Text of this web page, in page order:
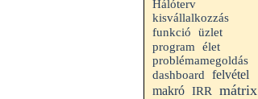
Hálóterv
kisvállalkozzás
funkció
üzlet
program
élet
problémamegoldás
dashboard
felvétel
makró IRR mátrix